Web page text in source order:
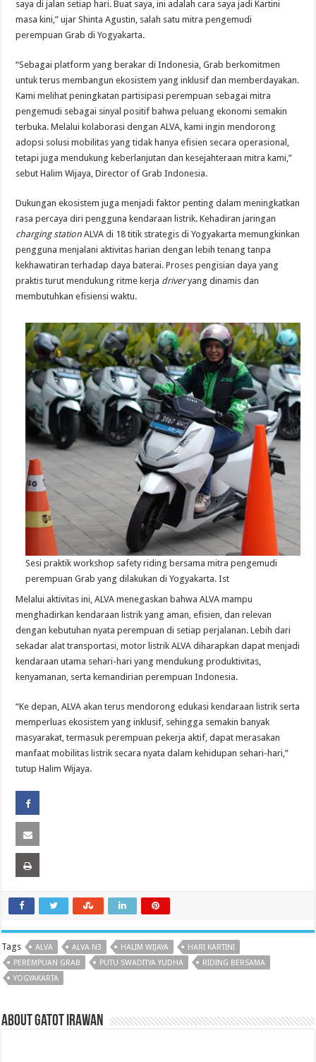
saya di jalan setiap hari. Buat saya, ini adalah cara saya jadi Kartini
masa kini,” ujar Shinta Agustin, salah satu mitra pengemudi
perempuan Grab di Yogyakarta.
“Sebagai platform yang berakar di Indonesia, Grab berkomitmen
untuk terus membangun ekosistem yang inklusif dan memberdayakan.
Kami melihat peningkatan partisipasi perempuan sebagai mitra
pengemudi sebagai sinyal positif bahwa peluang ekonomi semakin
terbuka. Melalui kolaborasi dengan ALVA, kami ingin mendorong
adopsi solusi mobilitas yang tidak hanya efisien secara operasional,
tetapi juga mendukung keberlanjutan dan kesejahteraan mitra kami,”
sebut Halim Wijaya, Director of Grab Indonesia.
Dukungan ekosistem juga menjadi faktor penting dalam meningkatkan
rasa percaya diri pengguna kendaraan listrik. Kehadiran jaringan
charging stationALVA di 18 titik strategis di Yogyakarta memungkinkan
pengguna menjalani aktivitas harian dengan lebih tenang tanpa
kekhawatiran terhadap daya baterai. Proses pengisian daya yang
praktis turut mendukung ritme kerja driveryang dinamis dan
membutuhkan efisiensi waktu.
Sesi praktik workshop safety riding bersama mitra pengemudi
perempuan Grab yang dilakukan di Yogyakarta. Ist
Melalui aktivitas ini, ALVA menegaskan bahwa ALVA mampu
menghadirkan kendaraan listrik yang aman, efisien, dan relevan
dengan kebutuhan nyata perempuan di setiap perjalanan. Lebih dari
sekadar alat transportasi, motor listrik ALVA diharapkan dapat menjadi
kendaraan utama sehari-hari yang mendukung produktivitas,
kenyamanan, serta kemandirian perempuan Indonesia.
“Ke depan, ALVA akan terus mendorong edukasi kendaraan listrik serta
memperluas ekosistem yang inklusif, sehingga semakin banyak
masyarakat, termasuk perempuan pekerja aktif, dapat merasakan
manfaat mobilitas listrik secara nyata dalam kehidupan sehari-hari,”
tutup Halim Wijaya.
Tags ALVA ALVA N3 HALIM WIJAYA
HARI KARTINI
PEREMPUAN GRAB
PUTU SWADITYA YUDHA
RIDING BERSAMA
YOGYAKARTA
About Gatot Irawan